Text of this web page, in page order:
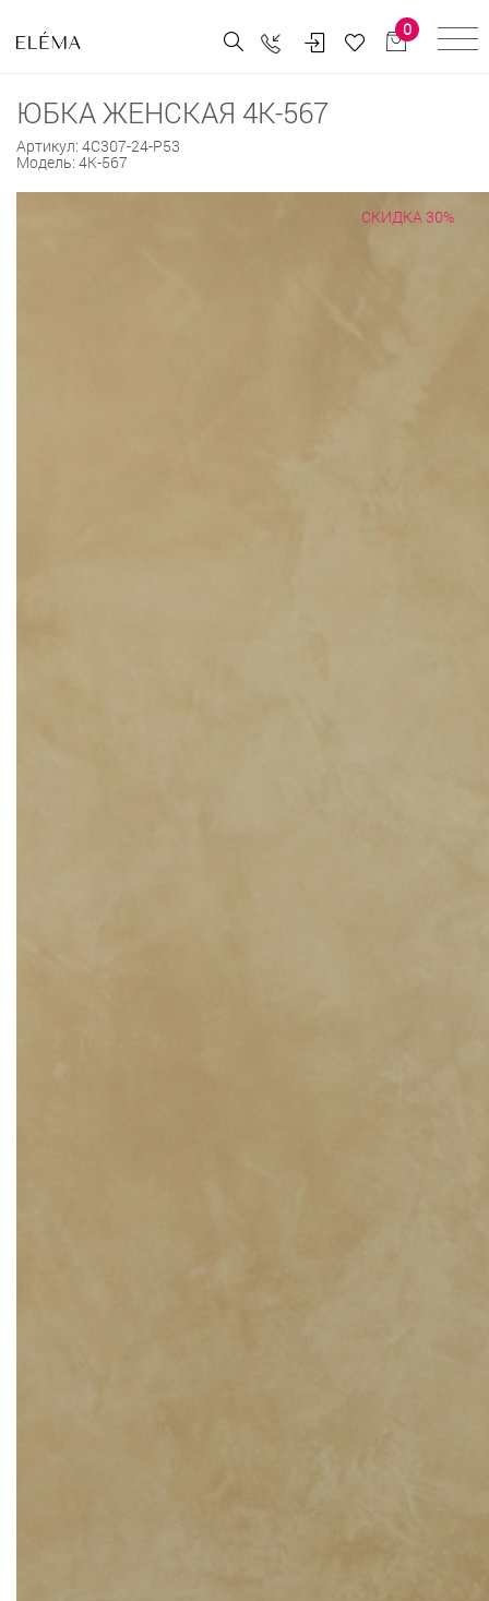
0
ЮБКА ЖЕНСКАЯ 4К-567
Артикул: 4С307-24-Р53
Модель: 4К-567
СКИДКА 30%